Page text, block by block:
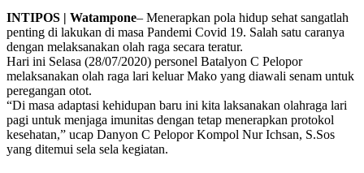
INTIPOS | Watampone– Menerapkan pola hidup sehat sangatlah
penting di lakukan di masa Pandemi Covid 19. Salah satu caranya
dengan melaksanakan olah raga secara teratur.
Hari ini Selasa (28/07/2020) personel Batalyon C Pelopor
melaksanakan olah raga lari keluar Mako yang diawali senam untuk
peregangan otot.
“Di masa adaptasi kehidupan baru ini kita laksanakan olahraga lari
pagi untuk menjaga imunitas dengan tetap menerapkan protokol
kesehatan,” ucap Danyon C Pelopor Kompol Nur Ichsan, S.Sos
yang ditemui sela sela kegiatan.